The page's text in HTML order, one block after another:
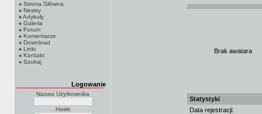
Strona Główna
Newsy
Artykuły
Galeria
Forum
Komentarze
Download
Linki
Kontakt
Szukaj
Logowanie
Nazwa Użytkownika
Hasło
Brak awatara
Statystyki
Data rejestracji: